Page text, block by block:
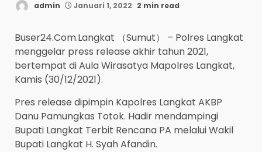
admin Januari 1, 2022 2 min read
Buser24.Com.Langkat （Sumut） – Polres Langkat
menggelar press release akhir tahun 2021,
bertempat di Aula Wirasatya Mapolres Langkat,
Kamis (30/12/2021).
Pres release dipimpin Kapolres Langkat AKBP
Danu Pamungkas Totok. Hadir mendampingi
Bupati Langkat Terbit Rencana PA melalui Wakil
Bupati Langkat H. Syah Afandin.